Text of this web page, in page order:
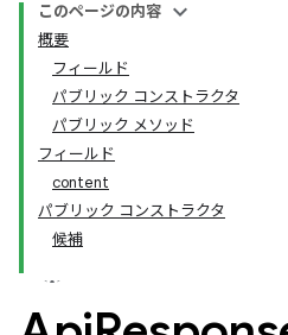
このページの内容
概要
フィールド
パブリック コンストラクタ
パブリック メソッド
フィールド
content
パブリック コンストラクタ
候補